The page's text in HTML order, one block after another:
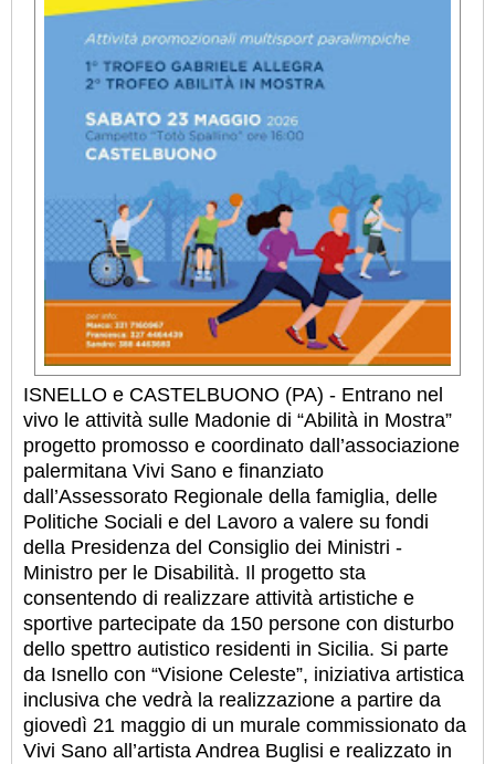
ISNELLO e CASTELBUONO (PA) - Entrano nel
vivo le attività sulle Madonie di “Abilità in Mostra”
progetto promosso e coordinato dall’associazione
palermitana Vivi Sano e finanziato
dall’Assessorato Regionale della famiglia, delle
Politiche Sociali e del Lavoro a valere su fondi
della Presidenza del Consiglio dei Ministri -
Ministro per le Disabilità. Il progetto sta
consentendo di realizzare attività artistiche e
sportive partecipate da 150 persone con disturbo
dello spettro autistico residenti in Sicilia. Si parte
da Isnello con “Visione Celeste”, iniziativa artistica
inclusiva che vedrà la realizzazione a partire da
giovedì 21 maggio di un murale commissionato da
Vivi Sano all’artista Andrea Buglisi e realizzato in